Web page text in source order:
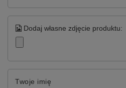
Dodaj własne zdjęcie produktu:
Twoje imię